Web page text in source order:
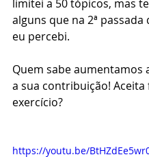
limitei a 50 tópicos, mas
alguns que na 2ª passada
eu percebi.
Quem sabe aumentamos
a sua contribuição! Aceita
exercício?
https://youtu.be/